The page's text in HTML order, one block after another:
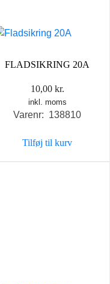
FLADSIKRING 20A
10,00 kr.
inkl. moms
Varenr: 138810
Tilføj til kurv